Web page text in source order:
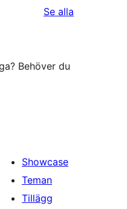
Se alla
Behöver du
Showcase
Teman
Tillägg